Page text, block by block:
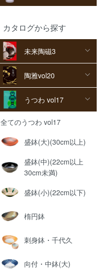
カタログから探す
未来陶磁3
陶雅vol20
うつわ vol17
全てのうつわ vol17
盛鉢(大)(30cm以上)
盛鉢(中)(22cm以上
30cm未満)
盛鉢(小)(22cm以下)
楕円鉢
刺身鉢・千代久
向付・中鉢(大)